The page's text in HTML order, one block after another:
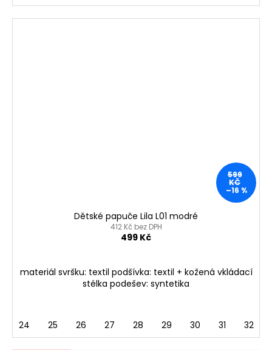
599
KČ
–16 %
Dětské papuče Lila L01 modré
412 Kč bez DPH
499 Kč
materiál svršku: textil podšívka: textil + kožená vkládací
stélka podešev: syntetika
24 25 26 27 28 29 30 31 32